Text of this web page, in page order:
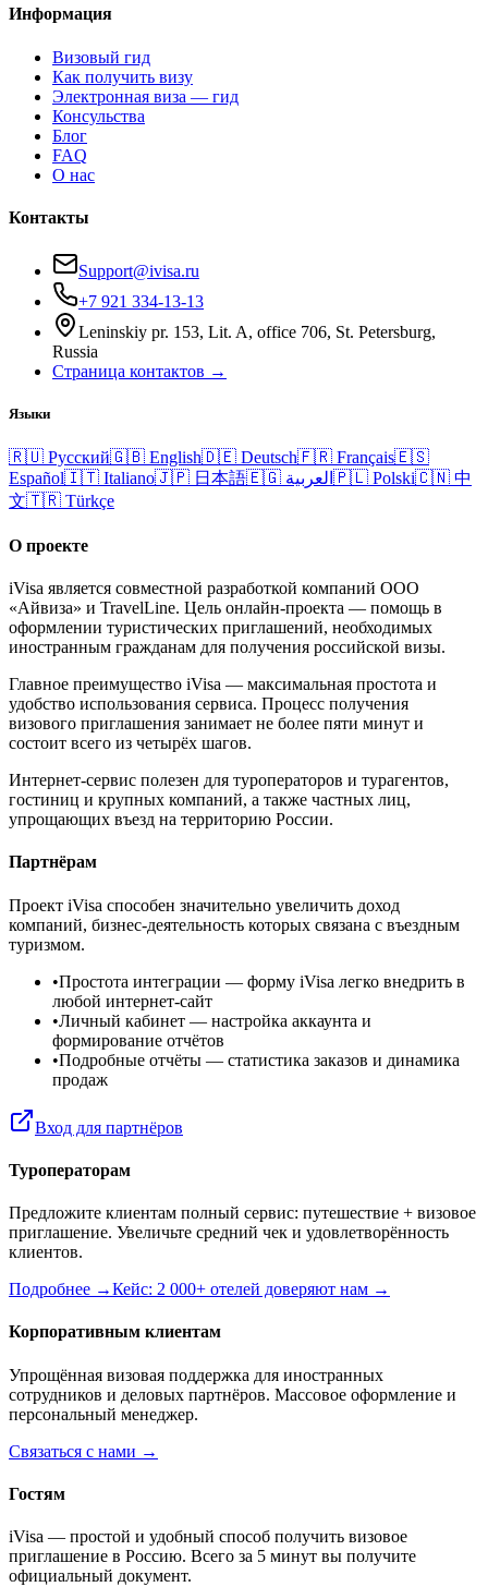
Информация
Визовый гид
Как получить визу
Электронная виза — гид
Консульства
Блог
FAQ
О нас
Контакты
Support@ivisa.ru
+7 921 334-13-13
Leninskiy pr. 153, Lit. A, office 706, St. Petersburg,
Russia
Страница контактов →
Языки
🇷🇺 Русский🇬🇧 English🇩🇪 Deutsch🇫🇷 Français🇪🇸
Español🇮🇹 Italiano🇯🇵 日本語🇪🇬 العربية 🇵🇱 Polski🇨🇳 中
文🇹🇷 Türkçe
О проекте
iVisa является совместной разработкой компаний ООО
«Айвиза» и TravelLine. Цель онлайн-проекта — помощь в
оформлении туристических приглашений, необходимых
иностранным гражданам для получения российской визы.
Главное преимущество iVisa — максимальная простота и
удобство использования сервиса. Процесс получения
визового приглашения занимает не более пяти минут и
состоит всего из четырёх шагов.
Интернет-сервис полезен для туроператоров и турагентов,
гостиниц и крупных компаний, а также частных лиц,
упрощающих въезд на территорию России.
Партнёрам
Проект iVisa способен значительно увеличить доход
компаний, бизнес-деятельность которых связана с въездным
туризмом.
•Простота интеграции — форму iVisa легко внедрить в
любой интернет-сайт
•Личный кабинет — настройка аккаунта и
формирование отчётов
•Подробные отчёты — статистика заказов и динамика
продаж
Вход для партнёров
Туроператорам
Предложите клиентам полный сервис: путешествие + визовое
приглашение. Увеличьте средний чек и удовлетворённость
клиентов.
Подробнее →Кейс: 2 000+ отелей доверяют нам →
Корпоративным клиентам
Упрощённая визовая поддержка для иностранных
сотрудников и деловых партнёров. Массовое оформление и
персональный менеджер.
Связаться с нами →
Гостям
iVisa — простой и удобный способ получить визовое
приглашение в Россию. Всего за 5 минут вы получите
официальный документ.